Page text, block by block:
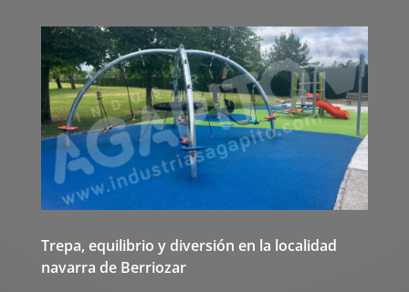
Trepa, equilibrio y diversión en la localidad
navarra de Berriozar